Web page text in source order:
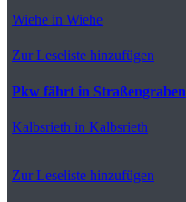
Wiehe in Wiehe
Zur Leseliste hinzufügen
Pkw fährt in Straßengraben
Kalbsrieth in Kalbsrieth
Zur Leseliste hinzufügen